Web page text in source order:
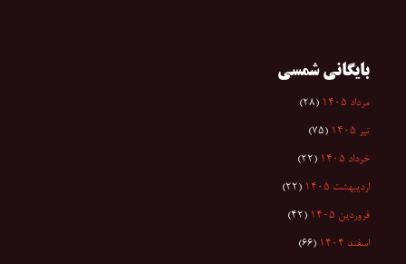
بایگانی شمسی
مرداد ۱۴۰۵ (۲۸)
تیر ۱۴۰۵ (۷۵)
خرداد ۱۴۰۵ (۲۲)
اردیبهشت ۱۴۰۵ (۲۲)
فروردین ۱۴۰۵ (۴۲)
اسفند ۱۴۰۴ (۶۶)